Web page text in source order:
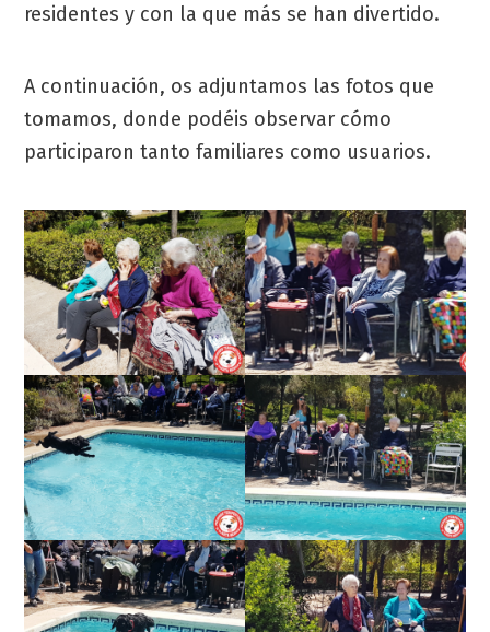
residentes y con la que más se han divertido.
A continuación, os adjuntamos las fotos que
tomamos, donde podéis observar cómo
participaron tanto familiares como usuarios.